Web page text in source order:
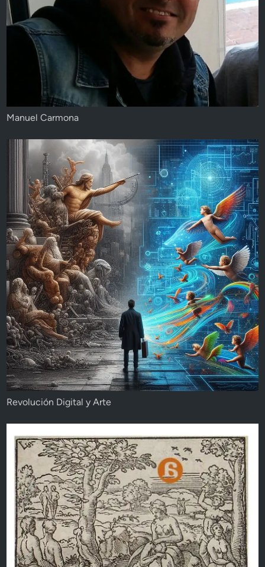
Manuel Carmona
Revolución Digital y Arte